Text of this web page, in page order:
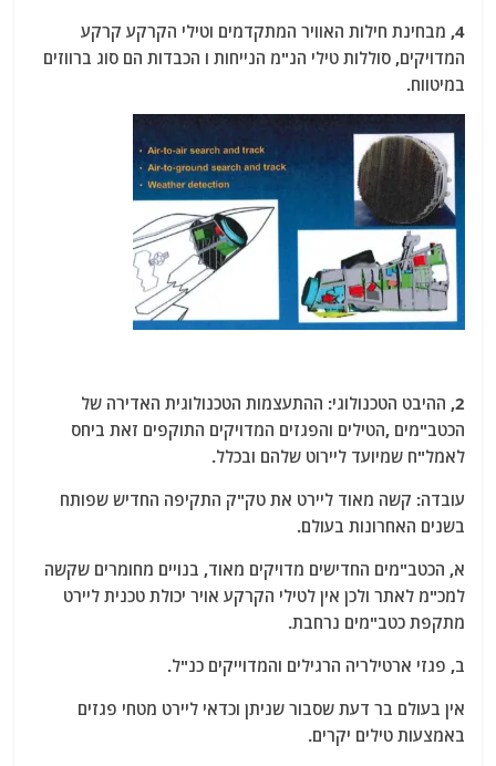
4, מבחינת חילות האוויר המתקדמים וטילי הקרקע קרקע
המדויקים, סוללות טילי הנ"מ הנייחות ו הכבדות הם סוג ברווזים
במיטווח.
2, ההיבט הטכנולוגי: ההתעצמות הטכנולוגית האדירה של
הכטב"מים ,הטילים והפגזים המדויקים התוקפים זאת ביחס
לאמל"ח שמיועד ליירוט שלהם ובכלל.
עובדה: קשה מאוד ליירט את טק"ק התקיפה החדיש שפותח
בשנים האחרונות בעולם.
א, הכטב"מים החדישים מדויקים מאוד, בנויים מחומרים שקשה
למכ"מ לאתר ולכן אין לטילי הקרקע אויר יכולת טכנית ליירט
מתקפת כטב"מים נרחבת.
ב, פגזי ארטילריה הרגילים והמדוייקים כנ"ל.
אין בעולם בר דעת שסבור שניתן וכדאי ליירט מטחי פגזים
באמצעות טילים יקרים.